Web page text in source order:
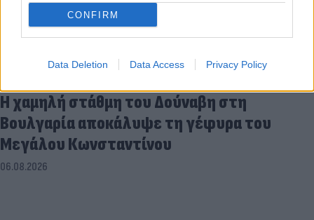
CONFIRM
Data Deletion Data Access Privacy Policy
Η χαμηλή στάθμη του Δούναβη στη
Βουλγαρία αποκάλυψε τη γέφυρα του
Μεγάλου Κωνσταντίνου
06.08.2026